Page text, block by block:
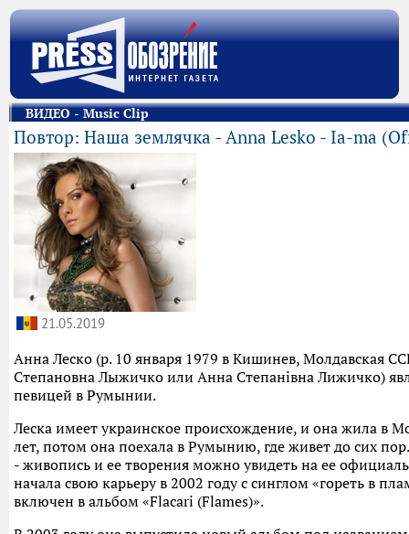
ВИДЕО - Music Clip
Повтор: Наша землячка - Anna Lesko - Ia-ma
21.05.2019
Анна Леско (р. 10 января 1979 в Кишинев, Молдавская
Степановна Лыжичко или Анна Степанівна Лижичко)
певицей в Румынии.
Леска имеет украинское происхождение, и она жила в
лет, потом она поехала в Румынию, где живет до сих
- живопись и ее творения можно увидеть на ее
начала свою карьеру в 2002 году с синглом «гореть в
включен в альбом «Flacari (Flames)».